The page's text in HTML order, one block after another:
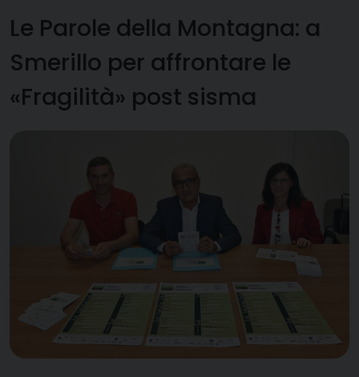
Le Parole della Montagna: a
Smerillo per affrontare le
«Fragilità» post sisma